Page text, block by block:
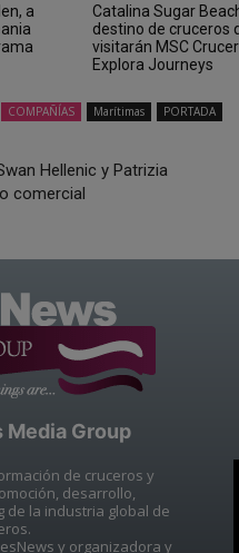
a
Catalina Sugar
destino de cruceros
visitarán MSC
Explora Journeys
COMPAÑÍAS Marítimas PORTADA
Hellenic y Patrizia
comercial
Media Group
de cruceros y
desarrollo,
de la industria global de
y organizadora y